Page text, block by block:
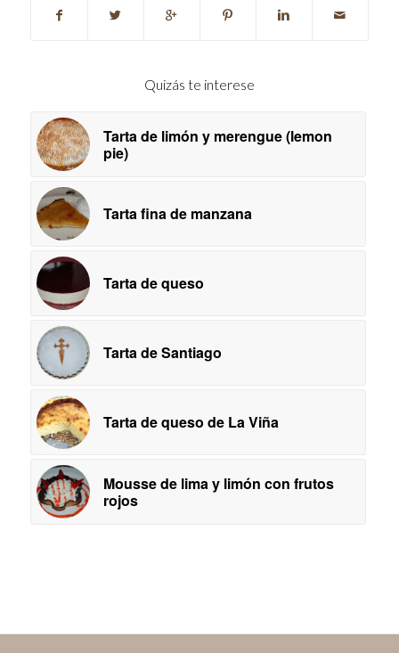
Quizás te interese
Tarta de limón y merengue (lemon
pie)
Tarta fina de manzana
Tarta de queso
Tarta de Santiago
Tarta de queso de La Viña
Mousse de lima y limón con frutos
rojos